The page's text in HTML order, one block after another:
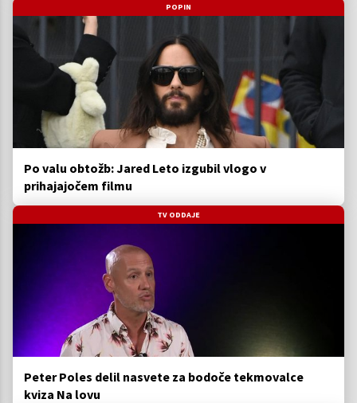
POPIN
Po valu obtožb: Jared Leto izgubil vlogo v
prihajajočem filmu
TV ODDAJE
Peter Poles delil nasvete za bodoče tekmovalce
kviza Na lovu